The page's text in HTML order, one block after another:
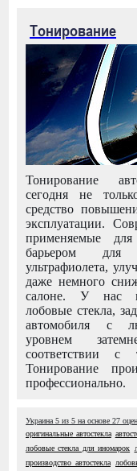
Тонирование
Тонирование
сегодня не
средство
эксплуатации.
применяемые
барьером для
ультрафиолета,
даже немного
салоне. У нас
лобовые стекла,
автомобиля с
уровнем
соответствии с
Тонирование
профессионально.
Украина 5 из 5 на основе 27
оригинальные автостекла
лобовые стекла для иномарок
производство автостекла